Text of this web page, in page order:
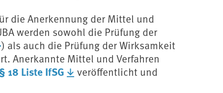
die Anerkennung der Mittel und
werden sowohl die Prüfung der
) als auch die Prüfung der Wirksamkeit
Anerkannte Mittel und Verfahren
§ 18 Liste IfSG
veröffentlicht und